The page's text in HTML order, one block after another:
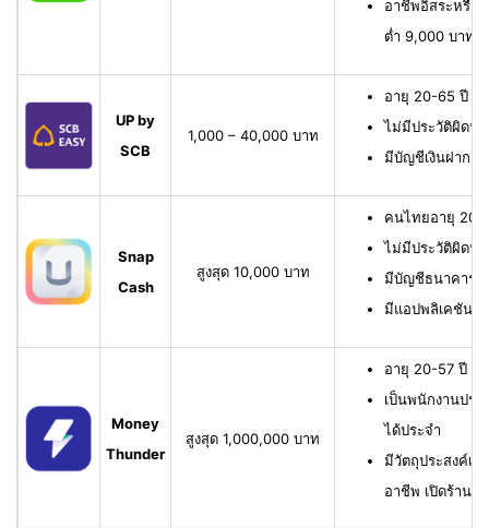
อาชีพอิสระหรือ
ต่ำ 9,000 บาทต่
UP by
SCB
1,000 – 40,000 บาท
อายุ 20-65 ปี เ
ไม่มีประวัติผิดนั
มีบัญชีเงินฝาก
Snap
Cash
สูงสุด 10,000 บาท
คนไทยอายุ 20-
ไม่มีประวัติผิดนั
มีบัญชีธนาคาร ห
มีแอปพลิเคชัน
Money
Thunder
สูงสุด 1,000,000 บาท
อายุ 20-57 ปี มี
เป็นพนักงานปร
ได้ประจำ
มีวัตถุประสงค์เพื่
อาชีพ เปิดร้าน